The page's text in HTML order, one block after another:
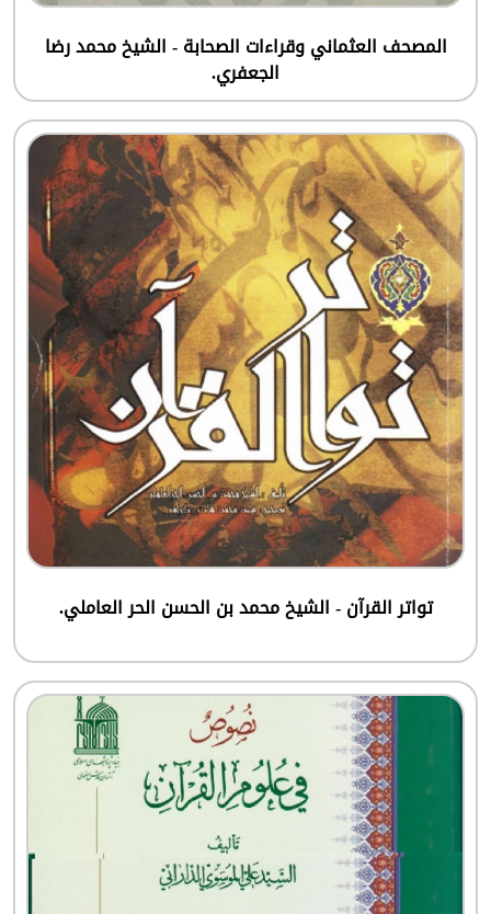
المصحف العثماني وقراءات الصحابة - الشيخ محمد رضا
الجعفري.
تواتر القرآن - الشيخ محمد بن الحسن الحر العاملي.